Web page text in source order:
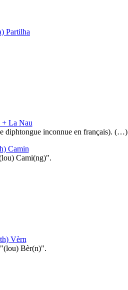
Partilha
+ La Nau
diphtongue inconnue en français). (…)
Camin
Cami(ng)".
Vèrn
Bèr(n)".